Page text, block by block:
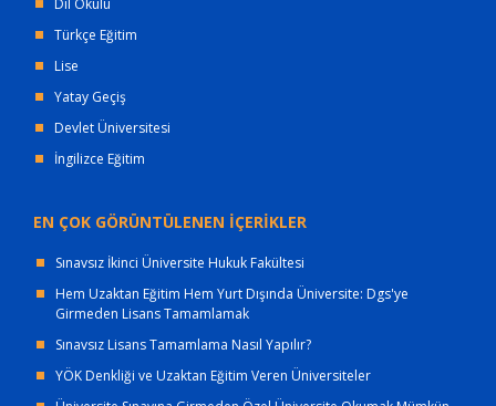
Dil Okulu
Türkçe Eğitim
Lise
Yatay Geçiş
Devlet Üniversitesi
İngilizce Eğitim
EN ÇOK GÖRÜNTÜLENEN İÇERİKLER
Sınavsız İkinci Üniversite Hukuk Fakültesi
Hem Uzaktan Eğitim Hem Yurt Dışında Üniversite: Dgs'ye
Girmeden Lisans Tamamlamak
Sınavsız Lisans Tamamlama Nasıl Yapılır?
YÖK Denkliği ve Uzaktan Eğitim Veren Üniversiteler